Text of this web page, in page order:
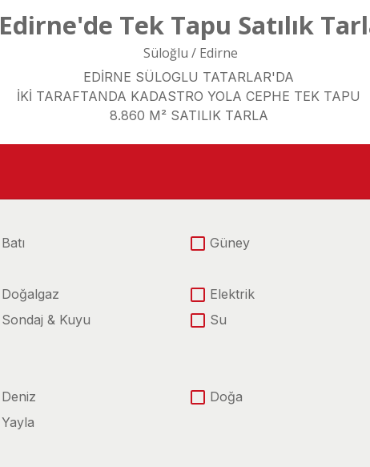
Edirne'de Tek Tapu Satılık
Süloğlu / Edirne
EDİRNE SÜLOGLU TATARLAR'DA
İKİ TARAFTANDA KADASTRO YOLA CEPHE TEK TAPU
8.860 M² SATILIK TARLA
Batı Güney
Doğalgaz
Elektrik
Sondaj & Kuyu
Su
Deniz
Doğa
Yayla